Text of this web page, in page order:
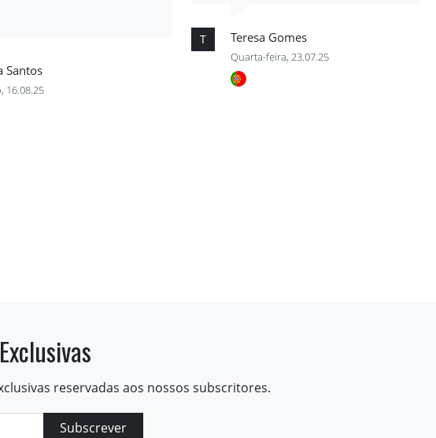
Santos
16.08.25
T Teresa Gomes
Quarta-feira, 23.07.25
reservadas aos nossos subscritores.
Subscrever